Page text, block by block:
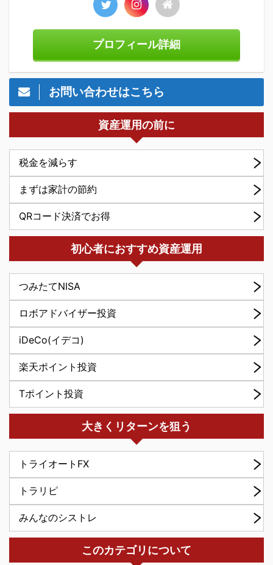
プロフィール詳細
お問い合わせはこちら
資産運用の前に
税金を減らす
まずは家計の節約
QRコード決済でお得
初心者におすすめ資産運用
つみたてNISA
ロボアドバイザー投資
iDeCo(イデコ)
楽天ポイント投資
Tポイント投資
大きくリターンを狙う
トライオートFX
トラリピ
みんなのシストレ
このカテゴリについて